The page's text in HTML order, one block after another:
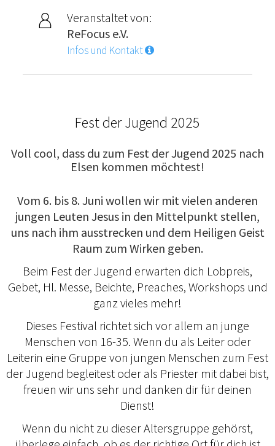
Veranstaltet von:
ReFocus e.V.
Infos und Kontakt
Fest der Jugend 2025
Voll cool, dass du zum Fest der Jugend 2025 nach
Elsen kommen möchtest!
Vom 6. bis 8. Juni wollen wir mit vielen anderen
jungen Leuten Jesus in den Mittelpunkt stellen,
uns nach ihm ausstrecken und dem Heiligen Geist
Raum zum Wirken geben.
Beim Fest der Jugend erwarten dich Lobpreis,
Gebet, Hl. Messe, Beichte, Preaches, Workshops und
ganz vieles mehr!
Dieses Festival richtet sich vor allem an junge
Menschen von 16-35. Wenn du als Leiter oder
Leiterin eine Gruppe von jungen Menschen zum Fest
der Jugend begleitest oder als Priester mit dabei bist,
freuen wir uns sehr und danken dir für deinen
Dienst!
Wenn du nicht zu dieser Altersgruppe gehörst,